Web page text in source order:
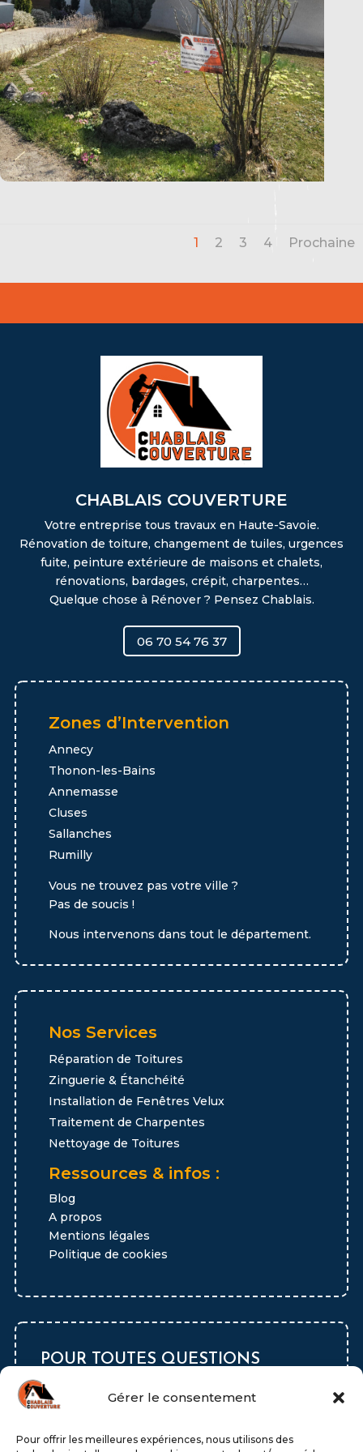
Gérer le consentement
Pour offrir les meilleures expériences, nous utilisons des
1 2 3 4 Prochaine
CHABLAIS COUVERTURE
Votre entreprise tous travaux en Haute-Savoie.
Rénovation de toiture, changement de tuiles, urgences
fuite, peinture extérieure de maisons et chalets,
rénovations, bardages, crépit, charpentes…
Quelque chose à Rénover ? Pensez Chablais.
06 70 54 76 37
Zones d’Intervention
Annecy
Thonon-les-Bains
Annemasse
Cluses
Sallanches
Rumilly
Vous ne trouvez pas votre ville ?
Pas de soucis !
Nous intervenons dans tout le département.
Nos Services
Réparation de Toitures
Zinguerie & Étanchéité
Installation de Fenêtres Velux
Traitement de Charpentes
Nettoyage de Toitures
Ressources & infos :
Blog
A propos
Mentions légales
Politique de cookies
POUR TOUTES QUESTIONS